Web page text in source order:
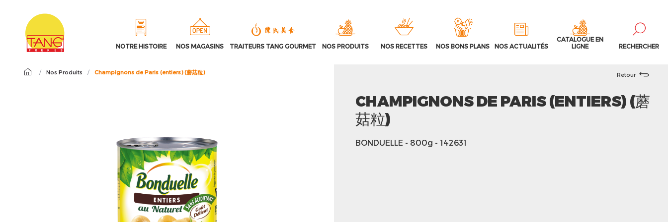
NOTRE HISTOIRE NOS MAGASINS TRAITEURS TANG GOURMET NOS PRODUITS NOS RECETTES NOS BONS PLANS NOS ACTUALITÉS
CATALOGUE EN
LIGNE
RECHERCHER
/ Nos Produits / Champignons de Paris (entiers) (蘑菇粒) Retour
CHAMPIGNONS DE PARIS (ENTIERS) (蘑
菇粒)
BONDUELLE - 800g - 142631